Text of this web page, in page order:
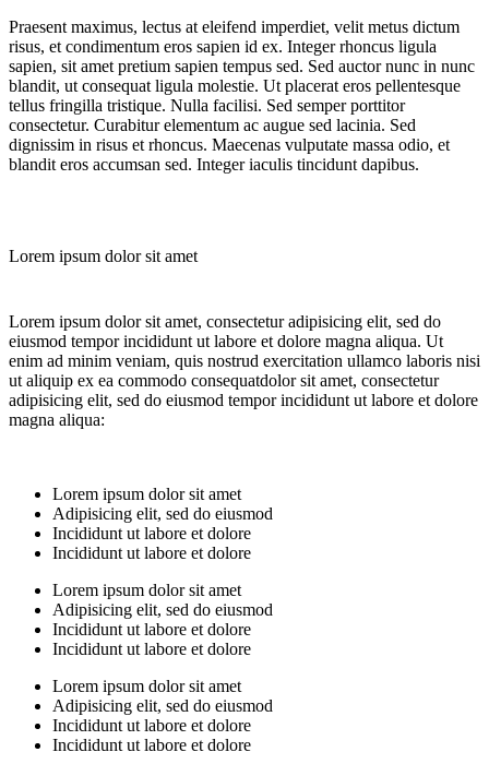
Praesent maximus, lectus at eleifend imperdiet, velit metus dictum
risus, et condimentum eros sapien id ex. Integer rhoncus ligula
sapien, sit amet pretium sapien tempus sed. Sed auctor nunc in nunc
blandit, ut consequat ligula molestie. Ut placerat eros pellentesque
tellus fringilla tristique. Nulla facilisi. Sed semper porttitor
consectetur. Curabitur elementum ac augue sed lacinia. Sed
dignissim in risus et rhoncus. Maecenas vulputate massa odio, et
blandit eros accumsan sed. Integer iaculis tincidunt dapibus.
Lorem ipsum dolor sit amet
Lorem ipsum dolor sit amet, consectetur adipisicing elit, sed do
eiusmod tempor incididunt ut labore et dolore magna aliqua. Ut
enim ad minim veniam, quis nostrud exercitation ullamco laboris nisi
ut aliquip ex ea commodo consequatdolor sit amet, consectetur
adipisicing elit, sed do eiusmod tempor incididunt ut labore et dolore
magna aliqua:
Lorem ipsum dolor sit amet
Adipisicing elit, sed do eiusmod
Incididunt ut labore et dolore
Incididunt ut labore et dolore
Lorem ipsum dolor sit amet
Adipisicing elit, sed do eiusmod
Incididunt ut labore et dolore
Incididunt ut labore et dolore
Lorem ipsum dolor sit amet
Adipisicing elit, sed do eiusmod
Incididunt ut labore et dolore
Incididunt ut labore et dolore